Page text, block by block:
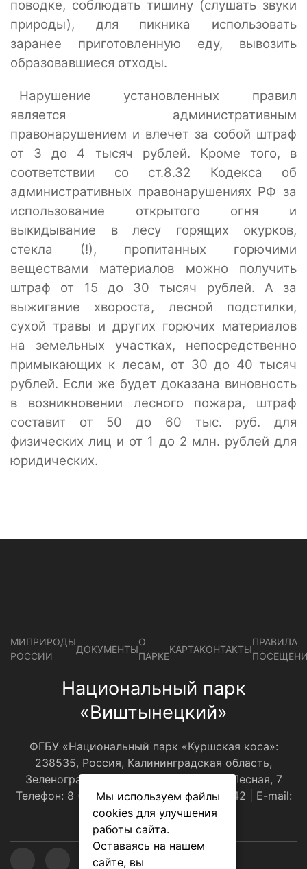
поводке, соблюдать тишину (слушать звуки
природы), для пикника использовать
заранее приготовленную еду, вывозить
образовавшиеся отходы.
Нарушение установленных правил
является административным
правонарушением и влечет за собой штраф
от 3 до 4 тысяч рублей. Кроме того, в
соответствии со ст.8.32 Кодекса об
административных правонарушениях РФ за
использование открытого огня и
выкидывание в лесу горящих окурков,
стекла (!), пропитанных горючими
веществами материалов можно получить
штраф от 15 до 30 тысяч рублей. А за
выжигание хвороста, лесной подстилки,
сухой травы и других горючих материалов
на земельных участках, непосредственно
примыкающих к лесам, от 30 до 40 тысяч
рублей. Если же будет доказана виновность
в возникновении лесного пожара, штраф
составит от 50 до 60 тыс. руб. для
физических лиц и от 1 до 2 млн. рублей для
юридических.
МИПРИРОДЫ
РОССИИ
ДОКУМЕНТЫ
О
ПАРКЕ
КАРТАКОНТАКТЫ
ПРАВИЛА
Национальный парк
«Виштынецкий»
ФГБУ «Национальный парк «Куршская коса»:
238535, Россия, Калининградская область,
Зеленоградский р-н, пос.Рыбачий, ул.Лесная, 7
Телефон: 8 (4012) 310001, 8(921)108-30-42 | E-mail:
оﬃce@park-kosa.ru
Мы используем файлы
cookies для улучшения
работы сайта.
Оставаясь на нашем
сайте, вы